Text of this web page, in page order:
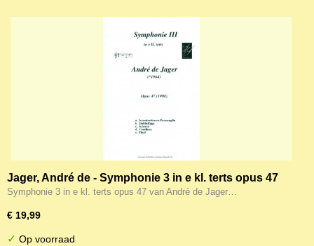
Jager, André de - Symphonie 3 in e kl. terts opus 47
Symphonie 3 in e kl. terts opus 47 van André de Jager…
€ 19,99
✓ Op voorraad